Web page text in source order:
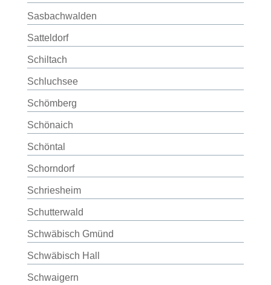
Sasbachwalden
Satteldorf
Schiltach
Schluchsee
Schömberg
Schönaich
Schöntal
Schorndorf
Schriesheim
Schutterwald
Schwäbisch Gmünd
Schwäbisch Hall
Schwaigern